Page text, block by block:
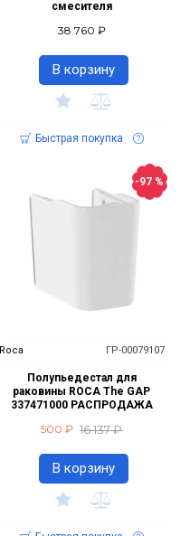
смесителя
38 760 ₽
В корзину
Быстрая покупка
-97 %
Roca ГР-00079107
Полупьедестал для
раковины ROCA The GAP
337471000 РАСПРОДАЖА
500 ₽ 16 137 ₽
В корзину